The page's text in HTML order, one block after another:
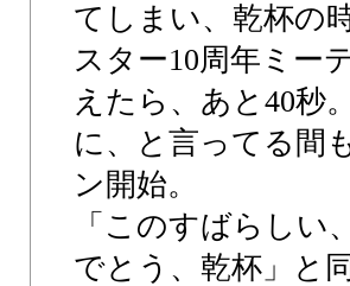
てしまい、乾杯の
スター10周年ミー
えたら、あと40秒
に、と言ってる間
ン開始。
「このすばらしい
でとう、乾杯」と